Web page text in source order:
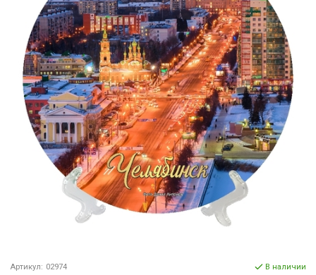
Артикул: 02974 В наличии